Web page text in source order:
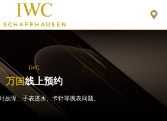

IWC
万国线上预约
故障、手表进水、卡针等腕表问题。
津市售后服务网络优化升级公告